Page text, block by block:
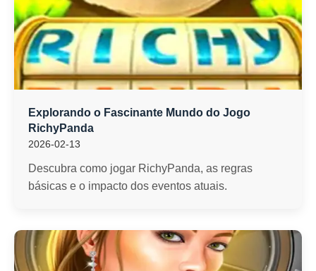
Explorando o Fascinante Mundo do Jogo
RichyPanda
2026-02-13
Descubra como jogar RichyPanda, as regras
básicas e o impacto dos eventos atuais.